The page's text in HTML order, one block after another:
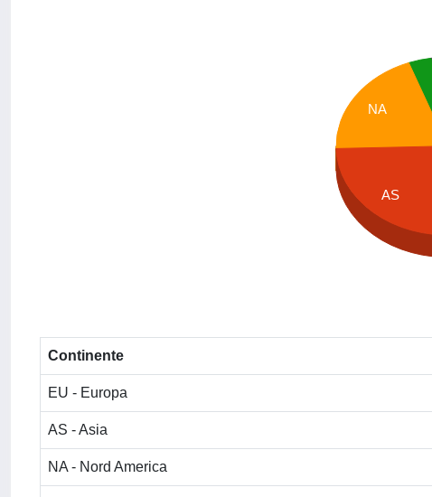
NA
AS
Continente
EU - Europa
AS - Asia
NA - Nord America